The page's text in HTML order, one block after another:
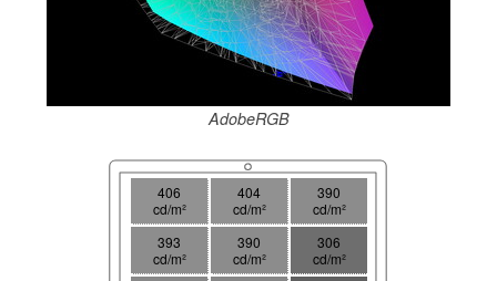
AdobeRGB
406
cd/m²
404
cd/m²
390
cd/m²
393
cd/m²
390
cd/m²
306
cd/m²